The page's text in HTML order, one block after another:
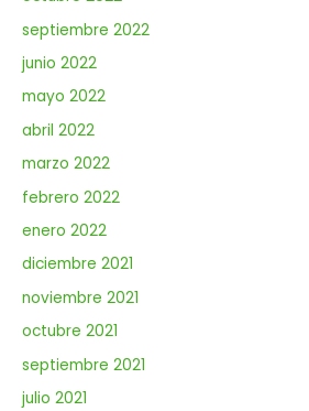
septiembre 2022
junio 2022
mayo 2022
abril 2022
marzo 2022
febrero 2022
enero 2022
diciembre 2021
noviembre 2021
octubre 2021
septiembre 2021
julio 2021